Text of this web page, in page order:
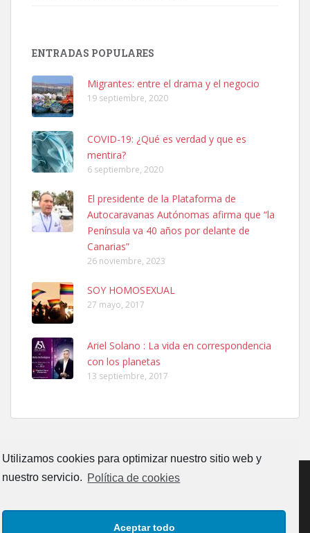
Utilizamos cookies para optimizar nuestro sitio web y
nuestro servicio. Política de cookies
Aceptar todo
Leales.org » Gran Canaria
SHIBA PERDIDO AVDA JOSE MESA Y LOPEZ
PERRO MACHO RAZA SHIBA CON MICROCHIP PERDIDO HOY
06/07/2025 ZONA MESA Y LOPEZ. ES MUY ASUSTADIZO
Leales.org » Gran Canaria
6.7.2025
Ninfa perdida
El día 5 se los perdió una ninfa papillera, asustada tiene miedo a la
calle, se perdió por la zon...
Adopcion
Busco casa de acogida para mi perrita ya que por temas de trabajo
ENTRADAS POPULARES
Migrantes: entre el drama y el negocio
19 septiembre, 2020
COVID-19: ¿Qué es verdad y que es
mentira?
6 septiembre, 2020
El presidente de la Plataforma de
Autocaravanas Autónomas afirma que “la
Península va 40 años por delante de
Canarias”
26 noviembre, 2023
SOY HOMOSEXUAL
27 mayo, 2017
Ariel Solano : La vida en correspondencia
con los planetas
13 septiembre, 2017